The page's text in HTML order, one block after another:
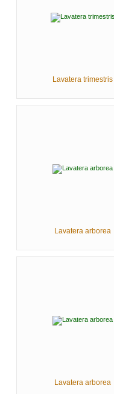
Lavatera trimestris
Lavatera arborea
Lavatera arborea